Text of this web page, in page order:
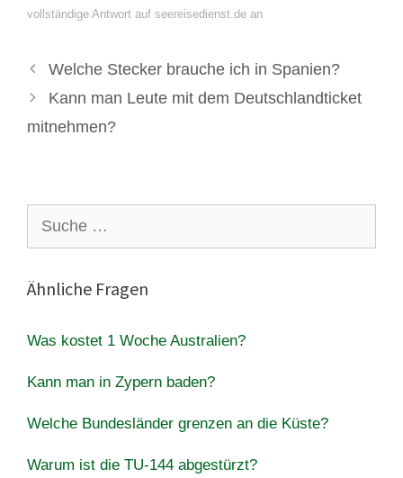
vollständige Antwort auf seereisedienst.de an
Welche Stecker brauche ich in Spanien?
Kann man Leute mit dem Deutschlandticket
mitnehmen?
nach:
Ähnliche Fragen
Was kostet 1 Woche Australien?
Kann man in Zypern baden?
Welche Bundesländer grenzen an die Küste?
Warum ist die TU-144 abgestürzt?